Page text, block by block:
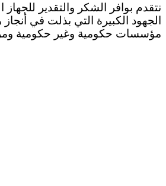
نتقدم بوافر الشكر والتقدير
الجهود الكبيرة التي بذلت في
مؤسسات حكومية وغير حكومية